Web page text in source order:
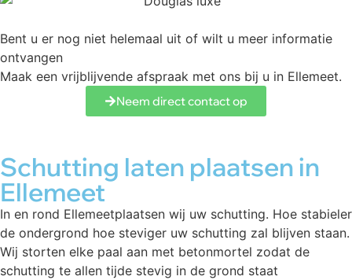
Bent u er nog niet helemaal uit of wilt u meer informatie
ontvangen
Maak een vrijblijvende afspraak met ons bij u in Ellemeet.
Neem direct contact op
Schutting laten plaatsen in
Ellemeet
In en rond Ellemeetplaatsen wij uw schutting. Hoe stabieler
de ondergrond hoe steviger uw schutting zal blijven staan.
Wij storten elke paal aan met betonmortel zodat de
schutting te allen tijde stevig in de grond staat